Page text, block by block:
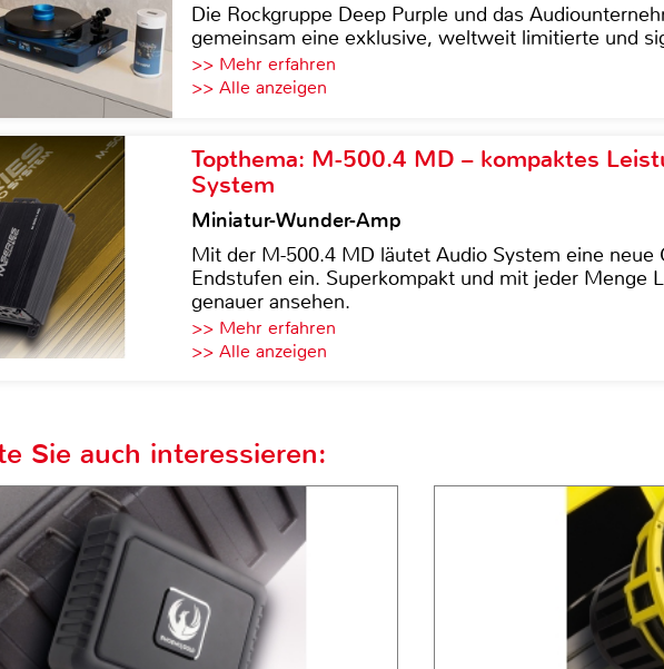
Die Rockgruppe Deep Purple und das
gemeinsam eine exklusive, weltweit limitierte und
>> Mehr erfahren
>> Alle anzeigen
Topthema: M-500.4 MD – kompaktes
System
Miniatur-Wunder-Amp
Mit der M-500.4 MD läutet Audio System eine neue
Endstufen ein. Superkompakt und mit jeder Menge
genauer ansehen.
>> Mehr erfahren
>> Alle anzeigen
Sie auch interessieren: